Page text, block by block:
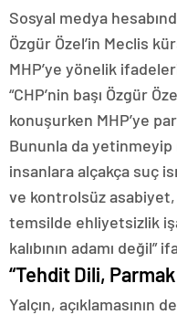
Sosyal medya
Özgür Özel’in Meclis
MHP’ye yönelik
“CHP’nin başı Özgür
konuşurken MHP’ye
Bununla da
insanlara alçakça suç
ve kontrolsüz
temsilde ehliyetsizlik
kalıbının adamı değil”
“Tehdit Dili,
Yalçın, açıklamasının